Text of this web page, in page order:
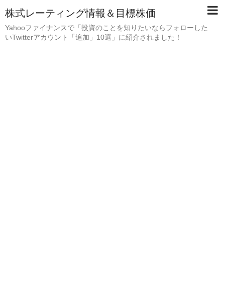
株式レーティング情報＆目標株価
Yahooファイナンスで「投資のことを知りたいならフォローした
いTwitterアカウント「追加」10選」に紹介されました！